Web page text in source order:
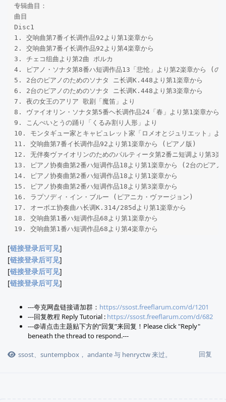
专辑曲目：
曲目
Disc1
1. 交响曲第7番イ长调作品92より第1楽章から
2. 交响曲第7番イ长调作品92より第4楽章から
3. チェコ组曲より第2曲 ポルカ
4. ピアノ・ソナタ第8番ハ短调作品13「悲怆」より第2楽章から (の
5. 2台のピアノのためのソナタ ニ长调K.448より第1楽章から
6. 2台のピアノのためのソナタ ニ长调K.448より第3楽章から
7. 夜の女王のアリア 歌剧「魔笛」より
8. ヴァイオリン・ソナタ第5番ヘ长调作品24「春」より第1楽章から
9. こんぺいとうの踊り「くるみ割り人形」より
10. モンタギュー家とキャピュレット家「ロメオとジュリエット」よ
11. 交响曲第7番イ长调作品92より第1楽章から (ピアノ版)
12. 无伴奏ヴァイオリンのためのパルティータ第2番ニ短调より第3楽
13. ピアノ协奏曲第2番ハ短调作品18より第1楽章から (2台のピアノ
14. ピアノ协奏曲第2番ハ短调作品18より第1楽章から
15. ピアノ协奏曲第2番ハ短调作品18より第3楽章から
16. ラプソディ・イン・ブルー (ピアニカ・ヴァージョン)
17. オーボエ协奏曲ハ长调K.314/285dより第1楽章から
18. 交响曲第1番ハ短调作品68より第1楽章から
19. 交响曲第1番ハ短调作品68より第4楽章から
21. 练习曲 作品10-4
22. 喜びの岛
23. ペトルーシュカからの3楽章より第1楽章「ロシアの踊り」から
24. 今日の料理(1)
26. 今日の料理(2)
27. ペトルーシュカからの3楽章より第3楽章「谢肉祭の日」から
28. ピアノ・ソナタ第16番イ短调D.845より第1楽章から
29. ラプソディ・イン・ブルー
31. 交响曲第3番変ホ长调作品55「英雄」より第1楽章から
[链接登录后可见]
[链接登录后可见]
[链接登录后可见]
[链接登录后可见]
---夸克网盘链接请加群： https://ssost.freeflarum.com/d/1201
---回复教程 Reply Tutorial : https://ssost.freeflarum.com/d/682
---@请点击主题贴下方的“回复”来回复！Please click "Reply"
beneath the thread to respond.---
回复
ssost、 suntempbox ， andante与 henryctw来过。